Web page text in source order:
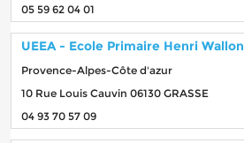
05 59 62 04 01
UEEA - Ecole Primaire Henri Wallon
Provence-Alpes-Côte d'azur
10 Rue Louis Cauvin 06130 GRASSE
04 93 70 57 09